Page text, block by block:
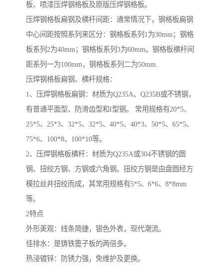
板、喷漆压焊钢格板及原版压焊钢格板。
压焊钢格板扁钢及横杆间距：通常情况下，钢格板扁钢
中心间距按照系列来区分：钢格板系列1为30mm；钢格
板系列2为40mm；钢格板系列3为60mm。钢格板横杆间
距系列一为100mm，钢格板系列二为50mm.
压焊钢格板扁钢、横杆规格：
1、压焊钢格板扁钢：材质为Q235A、Q235B或不锈钢，
有普通平面型、防滑齿型和I型钢。 常用规格有20*5、
25*5、25*3、32*5、32*5、40*5、40*3、50*5、65*5、
75*6、100*8、100*10等。
2、压焊钢格板横杆：材质为Q235A或304不锈钢的圆
钢、扭绞方钢、方钢或六角钢。扭绞方钢是由盘圆经方
模拉丝并扭绞而成，其常用规格有5*5、6*6、8*8mm
等。
2特点
外形美观：线条简捷，银色外表，现代潮流。
佳排水：是铸铁篦子板的两倍多。
热浸镀锌：防锈力强，免维护及更换。